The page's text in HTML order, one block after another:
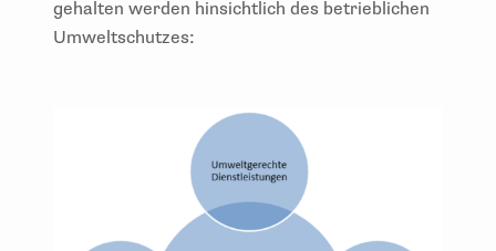
gehalten werden hinsichtlich des betrieblichen
Umweltschutzes: